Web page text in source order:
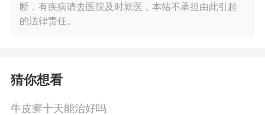
断，有疾病请去医院及时就医，本站不承担由此引起
的法律责任。
猜你想看
牛皮癣十天能治好吗